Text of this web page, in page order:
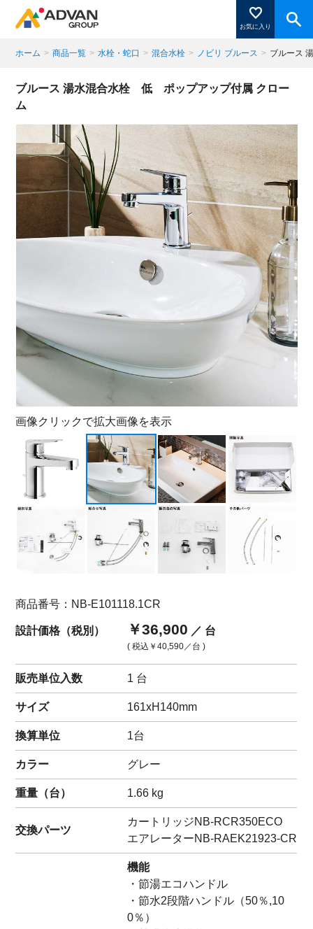
お気に入り
商品ページにある「お気に入り登録」を押すと登録した
商品がここに表示されます。
閉じる
ホーム > 商品一覧 > 水栓・蛇口 > 混合水栓 > ノビリ ブルース > ブルース
ブルース 湯水混合水栓 低 ポップアップ付属 クロー
ム
画像クリックで拡大画像を表示
商品番号：NB-E101118.1CR
設計価格（税別） ￥36,900 ／ 台
( 税込 ￥40,590 ／台 )
販売単位入数 1 台
サイズ 161xH140mm
換算単位 1台
カラー グレー
重量（台） 1.66 kg
交換パーツ
カートリッジNB-RCR350ECO
エアレーターNB-RAEK21923-CR
機能
・節湯エコハンドル
・節水2段階ハンドル（50％,10
0％）